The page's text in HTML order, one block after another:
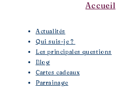
Accueil
​Actualités
Qui suis-je ?
Les principales questions
Blog
Cartes cadeaux
Parrainage